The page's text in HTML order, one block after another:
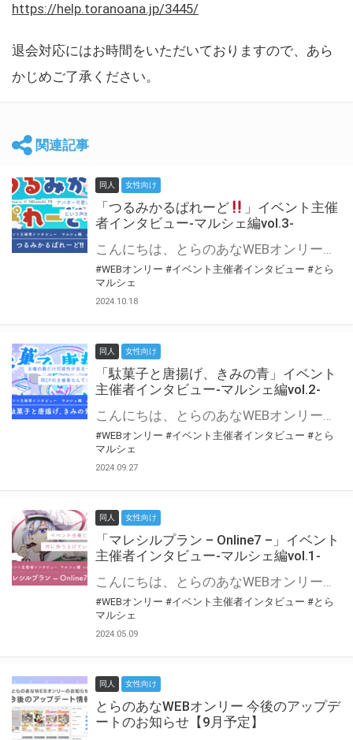
https://help.toranoana.jp/3445/
退会対応にはお時間をいただいておりますので、あら
かじめご了承ください。
関連記事
同人 女性向け
「つるみかるぱれーど
」イベント主催
者インタビュー-マルシェ編vol.3-
こんにちは、とらのあなWEBオンリー運営スタッフです。 新たにお届けする、イベント主催者インタビュー-マルシェ編-は、 とらのあなWEBオンリー「マルシェ」をご利用した主催様に 「マルシェ」を使って開催した感想や心がけをお聞きする企画です。 今回は、WEBオンリー初開催「つるみかるぱれーど
#WEBオンリー #イベント主催者インタビュー #とら
マルシェ
2024.10.18
同人 女性向け
「駄菓子と唐揚げ、きみの青」イベント
主催者インタビュー-マルシェ編vol.2-
こんにちは、とらのあなWEBオンリー運営スタッフです。 新たにお届けする、イベント主催者インタビュー-マルシェ編-は、 とらのあなWEBオンリー「マルシェ」をご利用の主催様に 「マルシェ」を使ってイベントを開催した感想や心がけをお聞きする企画です。 今回は、WEBオンリー初開催「駄菓子と唐揚げ、きみの青」より、 主催のぎこ六屋様にお話を伺いました。 協力：ぎこ六屋様／イベント公式Twitter（@krkgwks） とらのあなWEBオンリー「マルシェ」とは？ WEBオンリーでリアルタイムでコミュニケーションがとれるオンライン会場です。
#WEBオンリー #イベント主催者インタビュー #とら
マルシェ
2024.09.27
同人 女性向け
「マレシルプラン – Online7 –」イベント
主催者インタビュー-マルシェ編vol.1-
こんにちは、とらのあなWEBオンリー運営スタッフです。 新たにお届けする、イベント主催者インタビュー-マルシェ編-は、 とらのあなWEBオンリー「マルシェ」をご利用した主催様に 「マルシェ」を使って開催した感想や心がけをお聞きする企画です。 今回は、WEBオンリー開催7回目迎えた「マレシルプラン – Online7 –」より、 主催の玉川うた様にお話を伺いました。 ▼マレシルプランのインタビュー前回記事 「イベント主催者インタビュー vol.6」はこちら 協力：玉川うた様（マレシルプラン実行委員会 代表）／イベント公式Twitter（@mallesil_plan） とらのあなWEBオンリー「マルシェ」とは？ WEBオンリーでリアルタイムでコミュニケーションがとれるオンライン会場です。
#WEBオンリー #イベント主催者インタビュー #とら
マルシェ
2024.05.09
同人 女性向け
とらのあなWEBオンリー 今後のアップデ
ートのお知らせ【9月予定】